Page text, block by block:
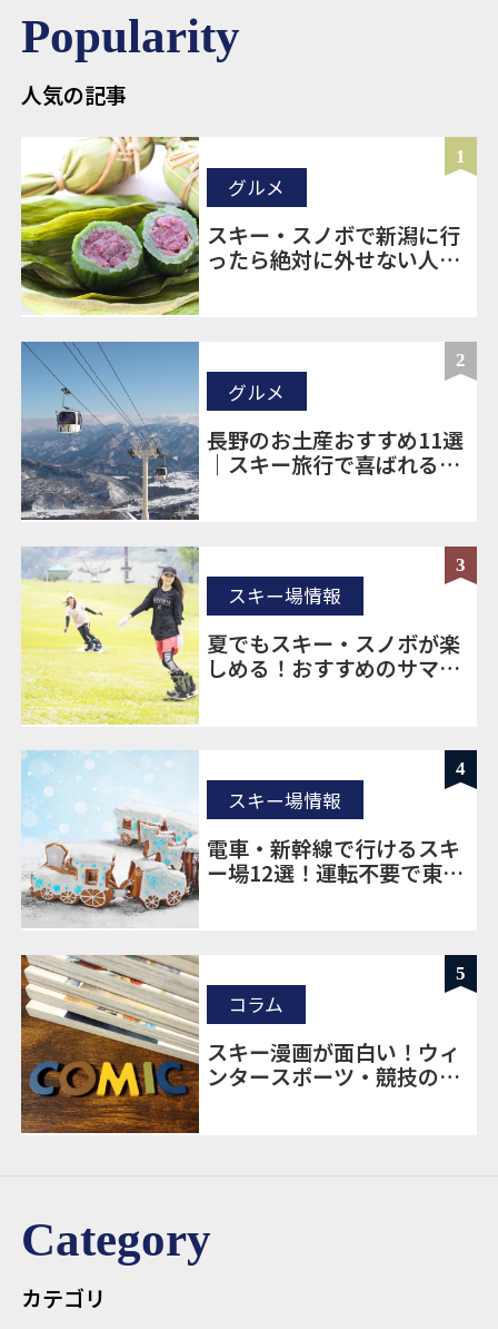
Popularity
人気の記事
1
スキー・スノボで新潟に行
ったら絶対に外せない人気
グルメ
2
長野のお土産おすすめ11選
｜スキー旅行で喜ばれる定
グルメ
3
夏でもスキー・スノボが楽
しめる！おすすめのサマー
スキー場情報
4
電車・新幹線で行けるスキ
ー場12選！運転不要で東京
スキー場情報
5
スキー漫画が面白い！ウィ
ンタースポーツ・競技の魅
コラム
Category
カテゴリ